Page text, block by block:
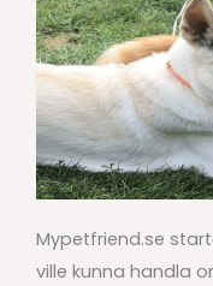
Mypetfriend.se
ville kunna handla